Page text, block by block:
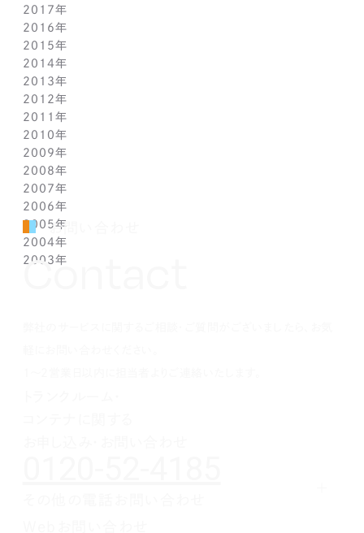
5月(1)
4月(1)
3月(1)
2月(1)
1月(2)
5月(1)
4月(1)
3月(1)
2月(1)
1月(2)
6月(1)
5月(1)
4月(1)
3月(1)
2月(1)
1月(2)
7月(1)
6月(1)
5月(1)
4月(1)
3月(2)
1月(2)
8月(1)
7月(1)
6月(1)
5月(1)
4月(1)
3月(1)
2月(1)
1月(2)
7月(1)
6月(2)
5月(2)
4月(3)
3月(2)
2月(1)
10月(1)
9月(2)
7月(1)
6月(2)
4月(1)
3月(1)
2月(1)
1月(1)
12月(1)
11月(1)
10月(1)
9月(2)
8月(1)
7月(1)
5月(1)
4月(1)
3月(1)
2月(1)
1月(1)
2017年
12月(1)
11月(1)
10月(1)
9月(1)
8月(1)
7月(1)
6月(1)
5月(1)
4月(1)
3月(1)
2月(1)
1月(1)
2016年
12月(1)
11月(1)
10月(1)
9月(1)
8月(1)
7月(1)
6月(1)
5月(1)
4月(1)
3月(1)
2月(1)
1月(1)
2015年
12月(1)
11月(1)
10月(1)
9月(1)
8月(1)
7月(1)
6月(1)
5月(1)
4月(1)
3月(1)
2月(1)
1月(1)
2014年
12月(1)
11月(1)
10月(1)
9月(1)
8月(1)
7月(1)
6月(1)
5月(1)
4月(1)
3月(1)
2月(1)
2013年
12月(1)
11月(1)
10月(1)
9月(1)
8月(1)
7月(1)
6月(1)
5月(1)
4月(1)
3月(1)
2012年
12月(1)
11月(1)
10月(1)
9月(1)
8月(1)
7月(1)
6月(1)
5月(1)
4月(1)
2011年
12月(1)
11月(1)
10月(1)
9月(1)
8月(1)
7月(1)
6月(1)
5月(1)
2010年
12月(1)
11月(1)
10月(1)
9月(1)
8月(1)
7月(1)
6月(1)
2009年
12月(1)
11月(1)
10月(1)
9月(1)
8月(1)
7月(1)
2008年
12月(1)
11月(1)
10月(1)
9月(1)
8月(1)
2007年
12月(1)
11月(1)
10月(1)
9月(1)
2006年
12月(1)
11月(1)
10月(1)
2005年
12月(1)
11月(1)
2004年
12月(1)
2003年
お問い合わせ
Contact